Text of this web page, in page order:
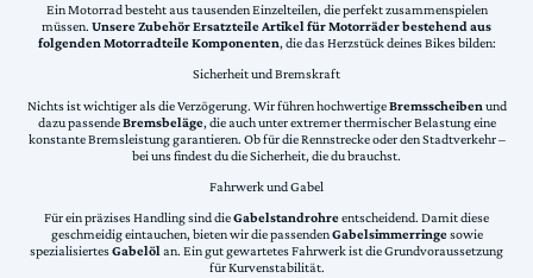
Ein Motorrad besteht aus tausenden Einzelteilen, die perfekt zusammenspielen
müssen. Unsere Zubehör Ersatzteile Artikel für Motorräder bestehend aus
folgenden Motorradteile Komponenten, die das Herzstück deines Bikes bilden:
Sicherheit und Bremskraft
Nichts ist wichtiger als die Verzögerung. Wir führen hochwertigeBremsscheiben und
dazu passendeBremsbeläge, die auch unter extremer thermischer Belastung eine
konstante Bremsleistung garantieren. Ob für die Rennstrecke oder den Stadtverkehr –
bei uns findest du die Sicherheit, die du brauchst.
Fahrwerk und Gabel
Für ein präzises Handling sind dieGabelstandrohreentscheidend. Damit diese
geschmeidig eintauchen, bieten wir die passendenGabelsimmerringesowie
spezialisiertesGabelölan. Ein gut gewartetes Fahrwerk ist die Grundvoraussetzung
für Kurvenstabilität.